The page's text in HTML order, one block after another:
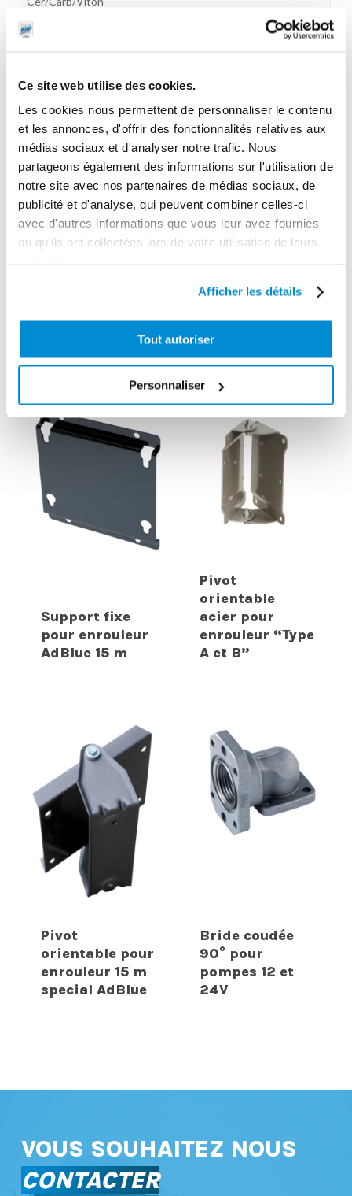
Ce site web utilise des cookies.
Les cookies nous permettent de personnaliser le contenu
et les annonces, d'offrir des fonctionnalités relatives aux
médias sociaux et d'analyser notre trafic. Nous
partageons également des informations sur l'utilisation de
notre site avec nos partenaires de médias sociaux, de
publicité et d'analyse, qui peuvent combiner celles-ci
avec d'autres informations que vous leur avez fournies
ou qu'ils ont collectées lors de votre utilisation de leurs
Afficher les détails
Tout autoriser
Personnaliser
Longueur max distribution
Gamme tarifaire
Poids (kg)
21.7
Garantie
2 ans
Gencode
3284660416730
CES PRODUITS PEUVENT VOUS
INTERESSER
Support fixe
pour enrouleur
AdBlue 15 m
Pivot
orientable
acier pour
enrouleur “Type
A et B”
Pivot
orientable pour
enrouleur 15 m
special AdBlue
Bride coudée
90° pour
pompes 12 et
24V
VOUS SOUHAITEZ NOUS
CONTACTER